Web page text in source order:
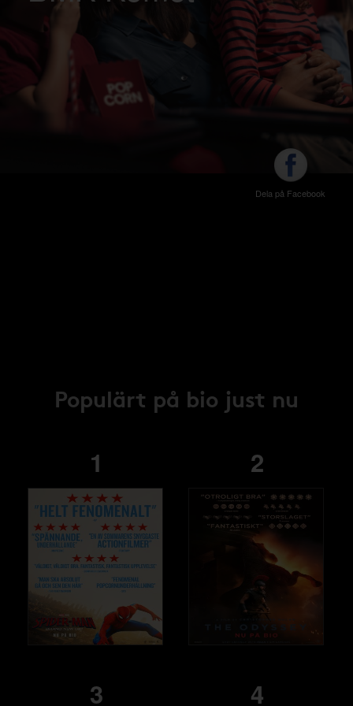
Dela på Facebook
Populärt på bio just nu
1 2
3 4